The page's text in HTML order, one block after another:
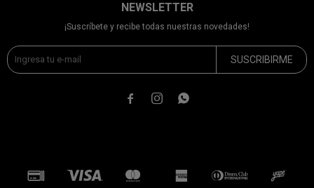
NEWSLETTER
¡Suscríbete y recibe todas nuestras novedades!
SUSCRIBIRME
  